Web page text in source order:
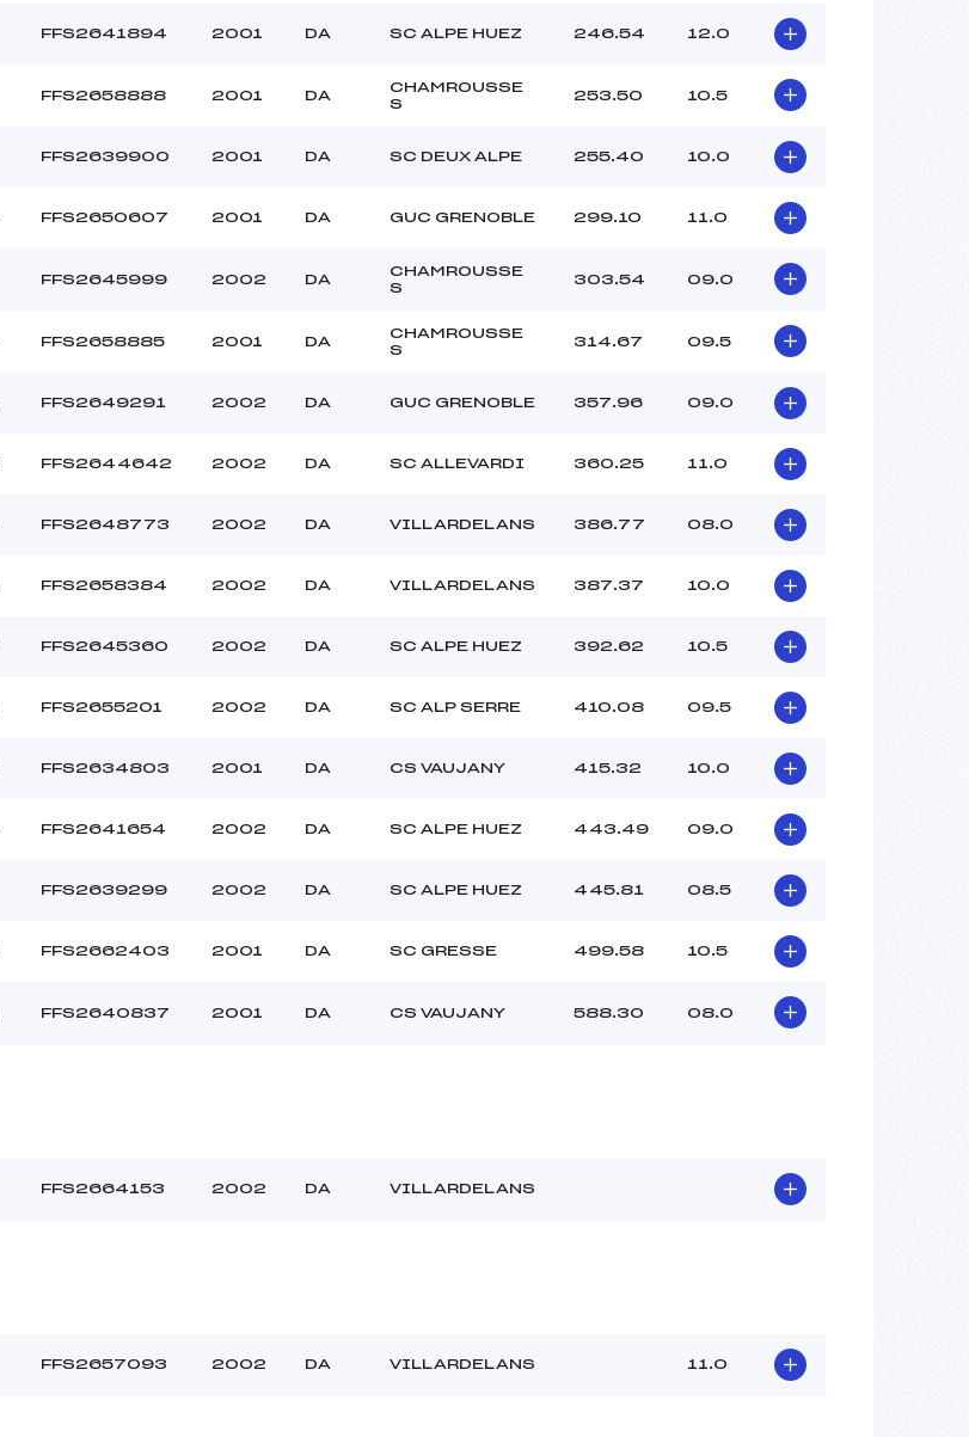
FFS2641894 2001 DA SC ALPE HUEZ 246.54 12.0
FFS2658888 2001 DA
CHAMROUSSE
S
253.50 10.5
FFS2639900 2001 DA SC DEUX ALPE 255.40 10.0
FFS2650607 2001 DA GUC GRENOBLE 299.10 11.0
FFS2645999 2002 DA
CHAMROUSSE
S
303.54 09.0
FFS2658885 2001 DA
CHAMROUSSE
S
314.67 09.5
FFS2649291 2002 DA GUC GRENOBLE 357.96 09.0
FFS2644642 2002 DA SC ALLEVARDI 360.25 11.0
FFS2648773 2002 DA VILLARDELANS 386.77 08.0
FFS2658384 2002 DA VILLARDELANS 387.37 10.0
FFS2645360 2002 DA SC ALPE HUEZ 392.62 10.5
FFS2655201 2002 DA SC ALP SERRE 410.08 09.5
FFS2634803 2001 DA CS VAUJANY 415.32 10.0
FFS2641654 2002 DA SC ALPE HUEZ 443.49 09.0
FFS2639299 2002 DA SC ALPE HUEZ 445.81 08.5
FFS2662403 2001 DA SC GRESSE 499.58 10.5
FFS2640837 2001 DA CS VAUJANY 588.30 08.0
FFS2664153 2002 DA VILLARDELANS
FFS2657093 2002 DA VILLARDELANS 11.0